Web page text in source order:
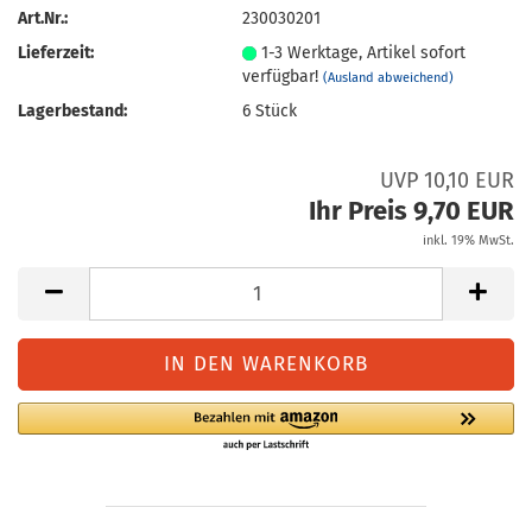
Art.Nr.:
230030201
Lieferzeit:
1-3 Werktage, Artikel sofort
verfügbar!(Ausland abweichend)
Lagerbestand: 6Stück
UVP 10,10 EUR
Ihr Preis 9,70 EUR
inkl. 19% MwSt.